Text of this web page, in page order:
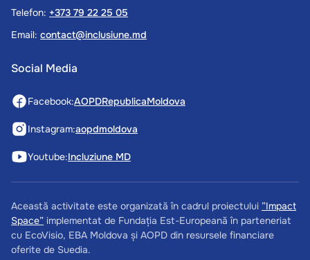
Telefon: +373 79 22 25 05
Email: contact@inclusiune.md
Social Media
Facebook:AOPDRepublicaMoldova
Instagram:aopdmoldova
Youtube:Incluziune MD
Această activitate este organizată în cadrul proiectului ”Impact
Space” implementat de Fundația Est-Europeană în parteneriat
cu EcoVisio, EBA Moldova și AOPD din resursele financiare
oferite de Suedia.